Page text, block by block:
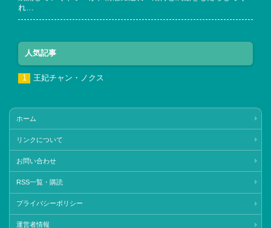
れ…
人気記事
王妃チャン・ノクス
ホーム
リンクについて
お問い合わせ
RSS一覧・購読
プライバシーポリシー
運営者情報